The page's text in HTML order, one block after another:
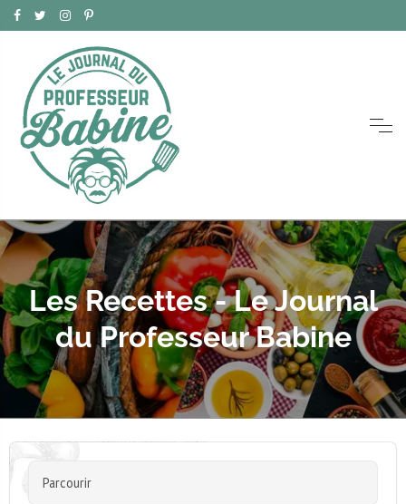
Les Recettes - Le Journal
du Professeur Babine
Parcourir